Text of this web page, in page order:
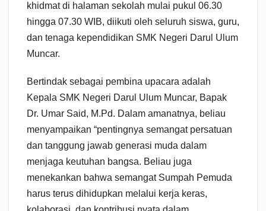
khidmat di halaman sekolah mulai pukul 06.30
hingga 07.30 WIB, diikuti oleh seluruh siswa, guru,
dan tenaga kependidikan SMK Negeri Darul Ulum
Muncar.
Bertindak sebagai pembina upacara adalah
Kepala SMK Negeri Darul Ulum Muncar, Bapak
Dr. Umar Said, M.Pd. Dalam amanatnya, beliau
menyampaikan “pentingnya semangat persatuan
dan tanggung jawab generasi muda dalam
menjaga keutuhan bangsa. Beliau juga
menekankan bahwa semangat Sumpah Pemuda
harus terus dihidupkan melalui kerja keras,